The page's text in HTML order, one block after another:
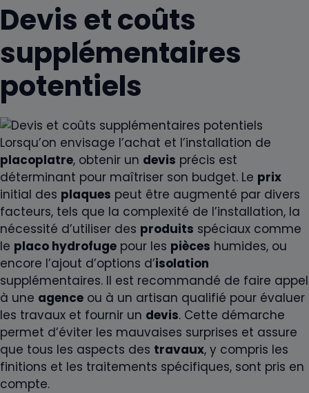
Devis et coûts
supplémentaires
potentiels
Lorsqu’on envisage l’achat et l’installation de
placoplatre, obtenir un devis précis est
déterminant pour maîtriser son budget. Le prix
initial des plaques peut être augmenté par divers
facteurs, tels que la complexité de l’installation, la
nécessité d’utiliser des produits spéciaux comme
le placo hydrofuge pour les pièces humides, ou
encore l’ajout d’options d’isolation
supplémentaires. Il est recommandé de faire appel
à une agence ou à un artisan qualifié pour évaluer
les travaux et fournir un devis. Cette démarche
permet d’éviter les mauvaises surprises et assure
que tous les aspects des travaux, y compris les
finitions et les traitements spécifiques, sont pris en
compte.